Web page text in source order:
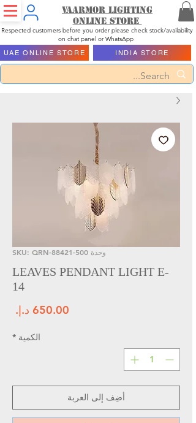
Vaarmor Lighting
ONLINE STORE
Respected customers before you order please check stock/availability
on chat panel or WhatsApp
UAE ONLINE STORE INDIA STORE
وحدة SKU: QRN-88421-500
LEAVES PENDANT LIGHT E-
14
الكمية *
أضِف إلى العربة